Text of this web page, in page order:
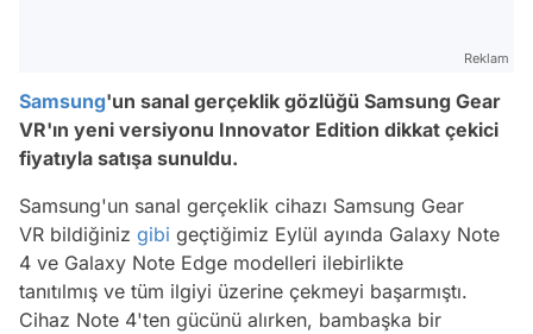
Reklam
Samsung'un sanal gerçeklik gözlüğü Samsung Gear
VR'ın yeni versiyonu Innovator Edition dikkat çekici
fiyatıyla satışa sunuldu.
Samsung'un sanal gerçeklik cihazı Samsung Gear
VR bildiğiniz gibi geçtiğimiz Eylül ayında Galaxy Note
4 ve Galaxy Note Edge modelleri ilebirlikte
tanıtılmış ve tüm ilgiyi üzerine çekmeyi başarmıştı.
Cihaz Note 4'ten gücünü alırken, bambaşka bir